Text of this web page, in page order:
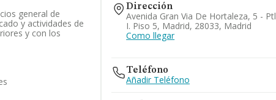
general de
y actividades de
y con los
Dirección
Avenida Gran Via De Hortaleza, 5 - Ptl
I. Piso 5, Madrid, 28033, Madrid
Como llegar
Teléfono
Añadir Teléfono